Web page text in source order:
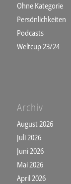
Ohne Kategorie
Persönlichkeiten
Podcasts
Weltcup 23/24
Archiv
August 2026
Juli 2026
Juni 2026
Mai 2026
April 2026